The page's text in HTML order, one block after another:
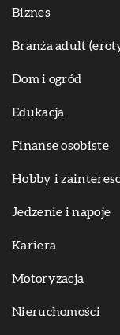
Biznes
Branża adult
Dom i ogród
Edukacja
Finanse osobiste
Hobby i
Jedzenie i napoje
Kariera
Motoryzacja
Nieruchomości